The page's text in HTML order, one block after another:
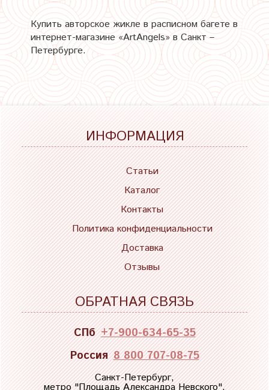
Купить авторское жикле в расписном багете в
интернет-магазине «ArtAngels» в Санкт –
Петербурге.
ИНФОРМАЦИЯ
Статьи
Каталог
Контакты
Политика конфиденциальности
Доставка
Отзывы
ОБРАТНАЯ СВЯЗЬ
СПб +7-900-634-65-35
Россия 8 800 707-08-75
Санкт-Петербург,
метро "Площадь Александра Невского",